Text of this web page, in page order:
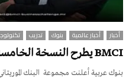
أخبار أخبار عالمية بنوك تدريب
BMCI يطرح النسخة الخامسة من “تحدي للأعمال”